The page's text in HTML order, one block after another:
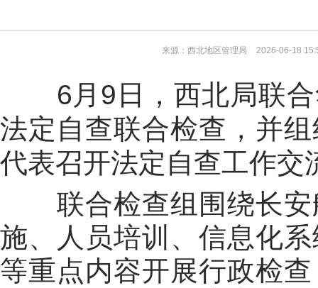
来源：西北地区管理局 2026-06-18
6 月 9 日，西北局联
法定自查联合检查，并
代表召开法定自查工作交
联合检查组围绕长
施、人员培训、信息化
等重点内容开展行政检